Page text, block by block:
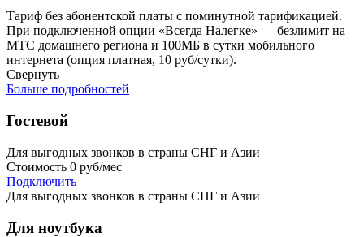
Тариф без абонентской платы с поминутной тарификацией.
При подключенной опции «Всегда Налегке» — безлимит на
МТС домашнего региона и 100МБ в сутки мобильного
интернета (опция платная, 10 руб/сутки).
Свернуть
Больше подробностей
Гостевой
Для выгодных звонков в страны СНГ и Азии
Стоимость 0 руб/мес
Подключить
Для выгодных звонков в страны СНГ и Азии
Для ноутбука